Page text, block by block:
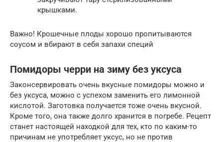
крышками.
Важно! Крошечные плоды хорошо пропитываются
соусом и вбирают в себя запахи специй
Помидоры черри на зиму без уксуса
Законсервировать очень вкусные помидоры можно и
без уксуса, можно с успехом заменить его лимонной
кислотой. Заготовка получается тоже очень вкусной.
Кроме того, она также долго хранится в погребе. Рецепт
станет настоящей находкой для тех, кто по каким-то
причинам не употребляет уксус, но не против